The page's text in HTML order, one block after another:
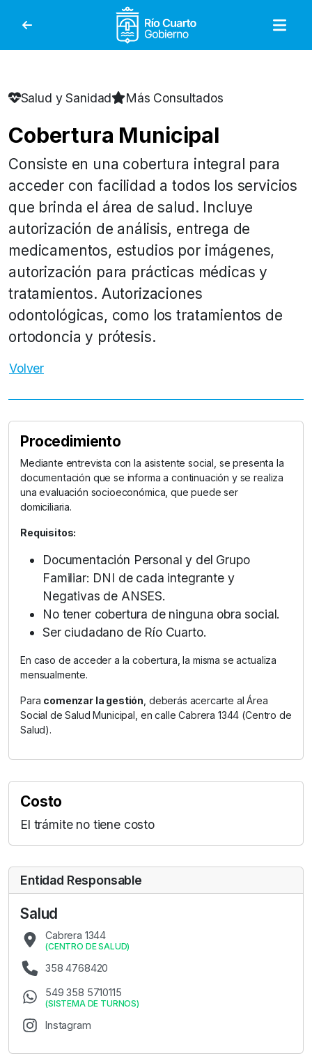
Gobierno de Río
Salud y Sanidad Más Consultados
Cobertura Municipal
Consiste en una cobertura integral para
acceder con facilidad a todos los servicios
que brinda el área de salud. Incluye
autorización de análisis, entrega de
medicamentos, estudios por imágenes,
autorización para prácticas médicas y
tratamientos. Autorizaciones
odontológicas, como los tratamientos de
ortodoncia y prótesis.
Volver
Procedimiento
Mediante entrevista con la asistente social, se presenta la
documentación que se informa a continuación y se realiza
una evaluación socioeconómica, que puede ser
domiciliaria.
Requisitos:
Documentación Personal y del Grupo
Familiar: DNI de cada integrante y
Negativas de ANSES.
No tener cobertura de ninguna obra social.
Ser ciudadano de Río Cuarto.
En caso de acceder a la cobertura, la misma se actualiza
mensualmente.
Para comenzar la gestión , deberás acercarte al Área
Social de Salud Municipal, en calle Cabrera 1344 (Centro de
Salud).
Costo
El trámite no tiene costo
Entidad Responsable
Salud
Cabrera 1344
(CENTRO DE SALUD)
358 4768420
549 358 5710115
(SISTEMA DE TURNOS)
Instagram